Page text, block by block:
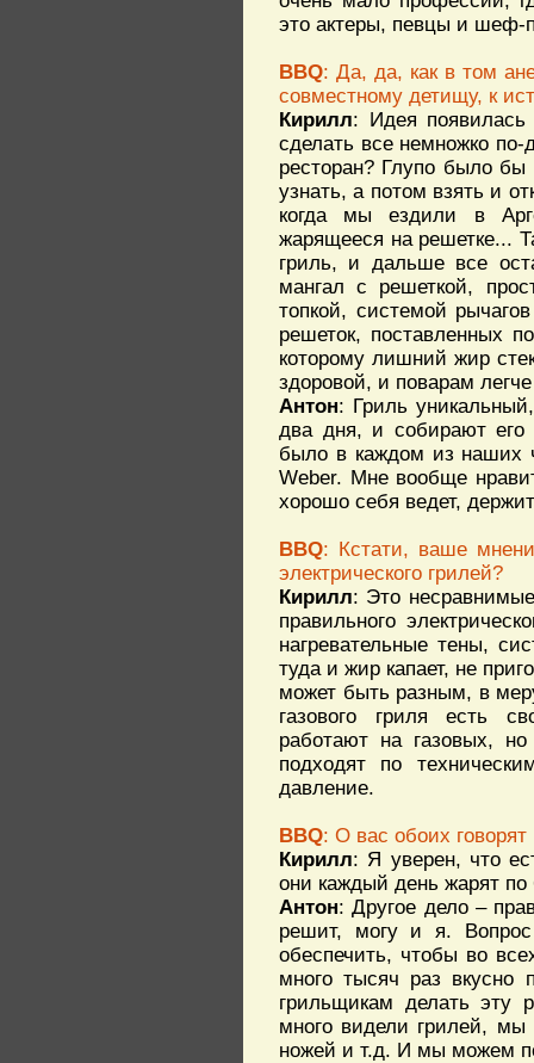
это актеры, певцы и шеф-
BBQ: Да, да, как в том
совместному детищу, к
Кирилл: Идея
сделать все немножко
ресторан? Глупо было бы
узнать, а потом взять и
когда мы ездили в
жарящееся на решетке...
гриль, и дальше все
мангал с решеткой,
топкой, системой
решеток, поставленных
которому лишний жир
здоровой, и поварам
Антон: Гриль
два дня, и собирают его
было в каждом из наших
Weber. Мне вообще
хорошо себя ведет,
BBQ: Кстати, ваше
электрического грилей?
Кирилл: Это
правильного
нагревательные тены,
туда и жир капает, не
может быть разным, в
газового гриля есть
работают на газовых,
подходят по
давление.
BBQ: О вас обоих
Кирилл: Я уверен, что
они каждый день жарят
Антон: Другое дело –
решит, могу и я.
обеспечить, чтобы во
много тысяч раз
грильщикам делать эту
много видели грилей,
ножей и т.д. И мы можем